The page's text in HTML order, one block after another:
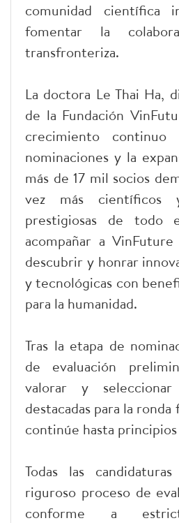
comunidad científica
fomentar la
transfronteriza.
La doctora Le Thai Ha,
de la Fundación
crecimiento
nominaciones y la
más de 17 mil socios
vez más científicos
prestigiosas de todo
acompañar a
descubrir y honrar
y tecnológicas con
para la humanidad.
Tras la etapa de
de evaluación
valorar y
destacadas para la
continúe hasta
Todas las
riguroso proceso de
conforme a